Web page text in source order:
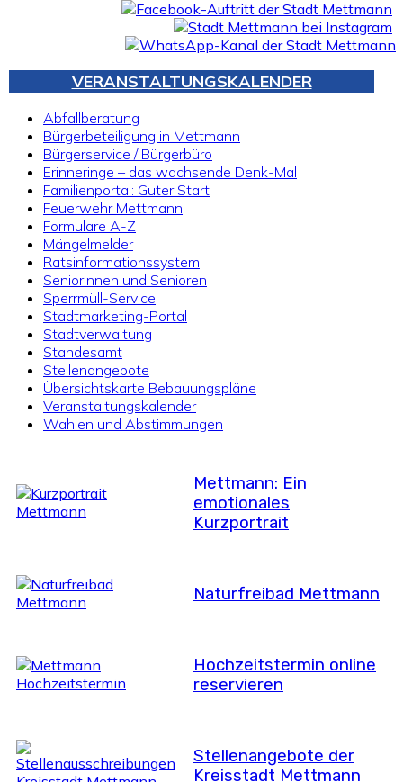
VERANSTALTUNGSKALENDER
Abfallberatung
Bürgerbeteiligung in Mettmann
Bürgerservice / Bürgerbüro
Erinneringe – das wachsende Denk-Mal
Familienportal: Guter Start
Feuerwehr Mettmann
Formulare A-Z
Mängelmelder
Ratsinformationssystem
Seniorinnen und Senioren
Sperrmüll-Service
Stadtmarketing-Portal
Stadtverwaltung
Standesamt
Stellenangebote
Übersichtskarte Bebauungspläne
Veranstaltungskalender
Wahlen und Abstimmungen
Mettmann: Ein
emotionales
Kurzportrait
Naturfreibad Mettmann
Hochzeitstermin online
reservieren
Stellenangebote der
Kreisstadt Mettmann